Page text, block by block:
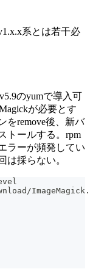
系とは若干必
のyumで導入可
が必要とす
をremove後、新バ
トールする。rpm
ラーが頻発してい
は採らない。